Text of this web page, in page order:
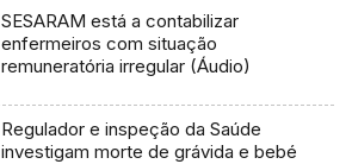
SESARAM está a contabilizar
enfermeiros com situação
remuneratória irregular (Áudio)
Regulador e inspeção da Saúde
investigam morte de grávida e bebé